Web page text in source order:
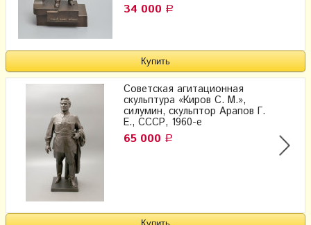
34 000 Р
Советская агитационная
скульптура «Киров С. М.»,
силумин, скульптор Арапов Г.
Е., СССР, 1960-е
65 000 Р